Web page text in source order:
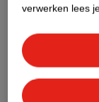
Nature
verwerken lees